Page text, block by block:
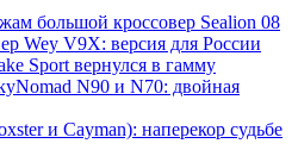
большой кроссовер Sealion 08
Wey V9X: версия для России
Sport вернулся в гамму
N90 и N70: двойная
и Cayman): наперекор судьбе